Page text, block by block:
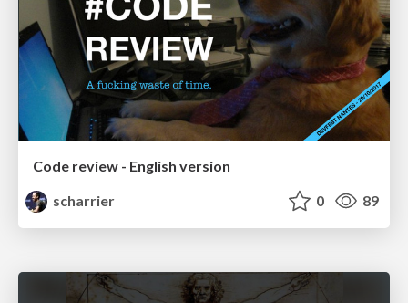
Code review - English version
scharrier
0 89